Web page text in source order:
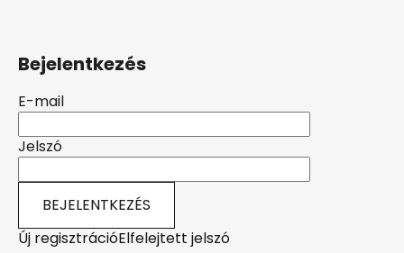
Bejelentkezés
E-mail
Jelszó
BEJELENTKEZÉS
Új regisztrációElfelejtett jelszó